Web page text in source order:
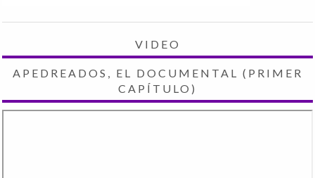
VIDEO
APEDREADOS, EL DOCUMENTAL (PRIMER
CAPÍTULO)